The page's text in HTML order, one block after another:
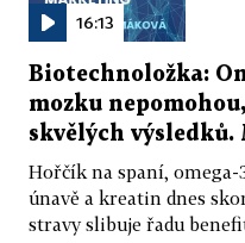
16:13
Biotechnoložka:
mozku
skvělých výsledků.
Hořčík na spaní,
únavě a kreatin dnes
stravy slibuje řadu